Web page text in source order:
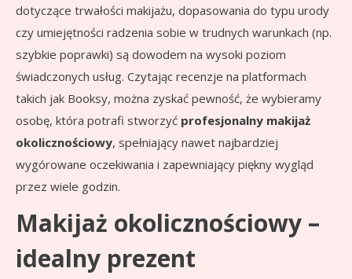
dotyczące trwałości makijażu, dopasowania do typu urody
czy umiejętności radzenia sobie w trudnych warunkach (np.
szybkie poprawki) są dowodem na wysoki poziom
świadczonych usług. Czytając recenzje na platformach
takich jak Booksy, można zyskać pewność, że wybieramy
osobę, która potrafi stworzyć profesjonalny makijaż
okolicznościowy, spełniający nawet najbardziej
wygórowane oczekiwania i zapewniający piękny wygląd
przez wiele godzin.
Makijaż okolicznościowy –
idealny prezent